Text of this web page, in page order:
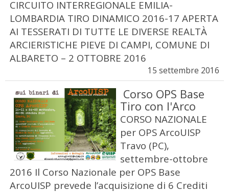
CIRCUITO INTERREGIONALE EMILIA-
LOMBARDIA TIRO DINAMICO 2016-17 APERTA
AI TESSERATI DI TUTTE LE DIVERSE REALTÀ
ARCIERISTICHE PIEVE DI CAMPI, COMUNE DI
ALBARETO – 2 OTTOBRE 2016
15 settembre 2016
Corso OPS Base
Tiro con l'Arco
CORSO NAZIONALE
per OPS ArcoUISP
Travo (PC),
settembre-ottobre
2016 Il Corso Nazionale per OPS Base
ArcoUISP prevede l’acquisizione di 6 Crediti